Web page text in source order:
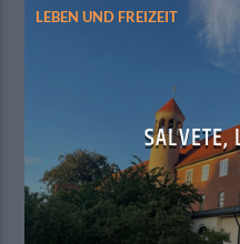
LEBEN UND FREIZEIT
SALVETE,